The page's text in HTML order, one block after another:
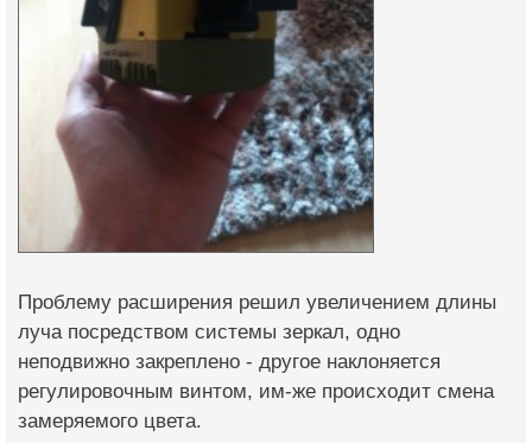
Проблему расширения решил увеличением длины
луча посредством системы зеркал, одно
неподвижно закреплено - другое наклоняется
регулировочным винтом, им-же происходит смена
замеряемого цвета.